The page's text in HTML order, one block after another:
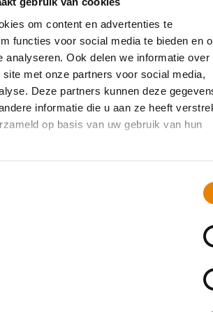
om content en advertenties te
functies voor social media te bieden en
analyseren. Ook delen we informatie over
met onze partners voor social media,
Deze partners kunnen deze
informatie die u aan ze heeft
op basis van uw gebruik van hun
Wandelen spreidt zich over 4
zullen uitzonderlijk enkel de
Deze kan je in het voorjaar van